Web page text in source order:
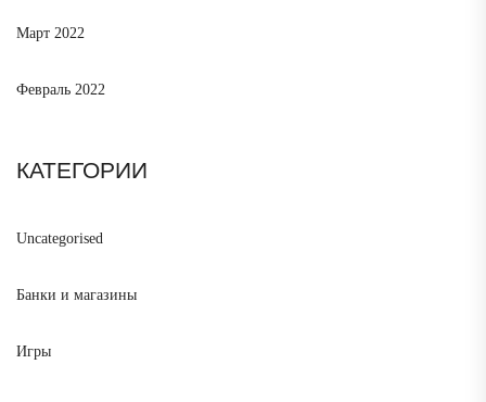
Март 2022
Февраль 2022
КАТЕГОРИИ
Uncategorised
Банки и магазины
Игры